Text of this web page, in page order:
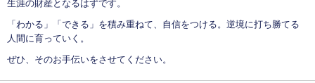
生涯の財産となるはずです。
「わかる」「できる」を積み重ねて、自信をつける。逆境に打ち勝てる
人間に育っていく。
ぜひ、そのお手伝いをさせてください。